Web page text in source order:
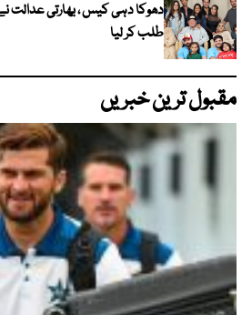
دھوکا دہی کیس ، بھارتی عدالت
طلب کر لیا
مقبول ترین خبریں